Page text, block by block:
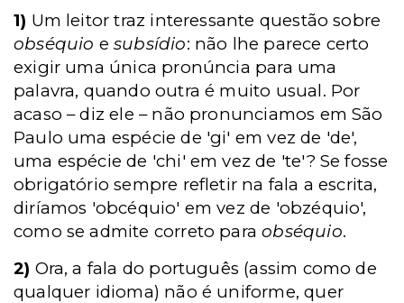
1) Um leitor traz interessante questão sobre
obséquio esubsídio: não lhe parece certo
exigir uma única pronúncia para uma
palavra, quando outra é muito usual. Por
acaso – diz ele – não pronunciamos em São
Paulo uma espécie de 'gi' em vez de 'de',
uma espécie de 'chi' em vez de 'te'? Se fosse
obrigatório sempre refletir na fala a escrita,
diríamos 'obcéquio' em vez de 'obzéquio',
como se admite correto paraobséquio.
2) Ora, a fala do português (assim como de
qualquer idioma) não é uniforme, quer